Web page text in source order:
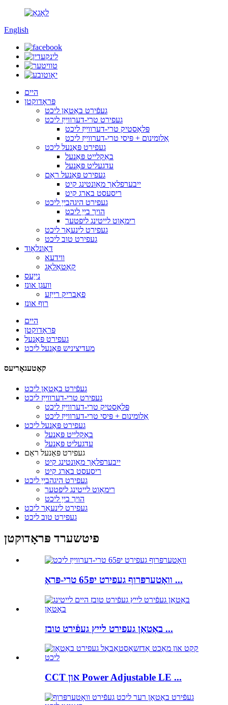
English
היים
פּראָדוקטן
געפֿירט באַטאַן ליכט
געפירט טרי-דערווייַז ליכט
פּלאַסטיק טרי-דערווייַז ליכט
אַלומינום + פּיסי טרי-דערווייַז ליכט
געפירט פּאַנעל ליכט
באַקלייט פּאַנעל
עדגעליט פּאַנעל
געפירט פּאַנעל ראַם
ייבערפלאַך מאַונטינג קיט
ריסעסט בארג קיט
געפירט היגהבייַ ליכט
הויך בייַ ליכט
רימאָוט לייטינג ליפטער
געפירט לינעאַר ליכט
געפירט טוב ליכט
דאַונלאָוד
ווידעא
קאַטאַלאָג
נייַעס
וועגן אונז
פאַבריק רייַזע
רוף אונז
היים
פּראָדוקטן
געפירט פּאַנעל
מעדיציניש פּאַנעל ליכט
קאַטעגאָריעס
געפֿירט באַטאַן ליכט
געפירט טרי-דערווייַז ליכט
פּלאַסטיק טרי-דערווייַז ליכט
אַלומינום + פּיסי טרי-דערווייַז ליכט
געפירט פּאַנעל ליכט
באַקלייט פּאַנעל
עדגעליט פּאַנעל
געפירט פּאַנעל ראַם
ייבערפלאַך מאַונטינג קיט
ריסעסט בארג קיט
געפירט היגהבייַ ליכט
רימאָוט לייטינג ליפטער
הויך בייַ ליכט
געפירט לינעאַר ליכט
געפירט טוב ליכט
פיטשערד פּראָדוקטן
וואָטערפּרוף געפירט יפּ65 טרי-פּראָ ...
באַטאַן געפירט לייץ געפֿירט טובז ...
CCT און Power Adjustable LE ...